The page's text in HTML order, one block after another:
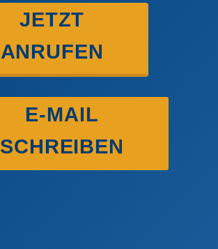
JETZT
ANRUFEN
E-MAIL
SCHREIBEN